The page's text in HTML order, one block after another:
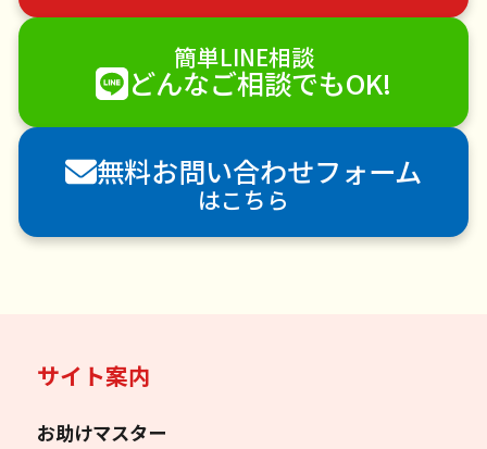
ハウスクリーニング
雪かき・雪下ろし
電球交換
襖（ふすま）の張替え
空き家管理
害獣駆除
防草シート施工
ナメクジ駆除
害虫駆除
簡単LINE相談
どんなご相談でもOK!
無料お問い合わせフォーム
はこちら
サイト案内
お助けマスター